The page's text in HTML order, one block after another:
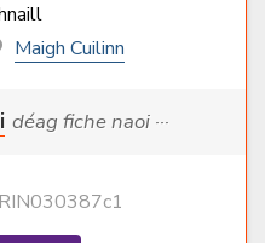
Maigh Cuilinn
déag fiche naoi ···